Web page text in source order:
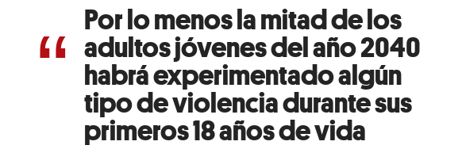
Por lo menos la mitad de los
adultos jóvenes del año 2040
habrá experimentado algún
tipo de violencia durante sus
primeros 18 años de vida